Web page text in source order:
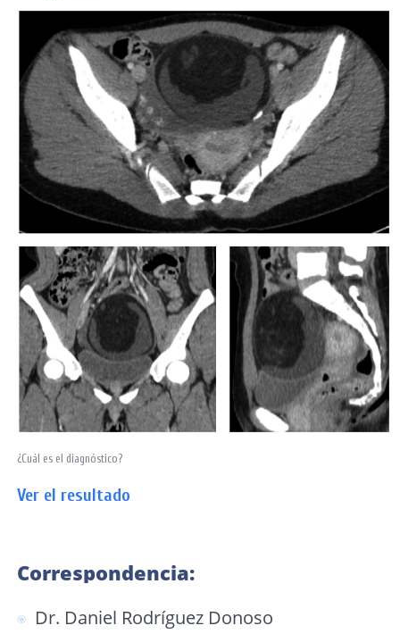
¿Cuál es el diagnóstico?
Ver el resultado
Correspondencia:
Dr. Daniel Rodríguez Donoso